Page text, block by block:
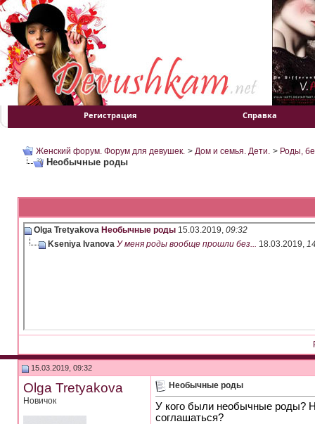
Регистрация Справка
Женский форум. Форум для девушек. > Дом и семья. Дети. > Роды,
Необычные роды
Olga Tretyakova Необычные роды 15.03.2019, 09:32
Kseniya Ivanova У меня роды вообще прошли без... 18.03.2019,
15.03.2019, 09:32
Olga Tretyakova
Новичок
Необычные роды
У кого были необычные роды?
соглашаться?